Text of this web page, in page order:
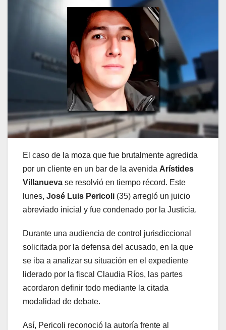
El caso de la moza que fue brutalmente agredida
por un cliente en un bar de la avenida Arístides
Villanueva se resolvió en tiempo récord. Este
lunes, José Luis Pericoli (35) arregló un juicio
abreviado inicial y fue condenado por la Justicia.
Durante una audiencia de control jurisdiccional
solicitada por la defensa del acusado, en la que
se iba a analizar su situación en el expediente
liderado por la fiscal Claudia Ríos, las partes
acordaron definir todo mediante la citada
modalidad de debate.
Así, Pericoli reconoció la autoría frente al